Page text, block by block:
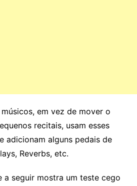
em vez de mover o
recitais, usam esses
adicionam alguns pedais de
Reverbs, etc.
a seguir mostra um teste cego